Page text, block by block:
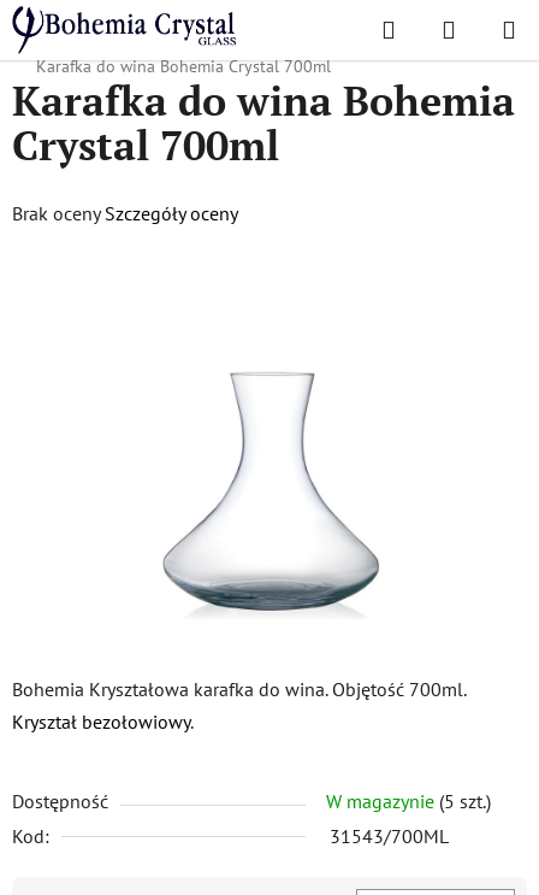
Przejść
do
treści
Szukaj KOSZYK
Home
/ Popularne kolekcje / Oferta świąteczna Prezenty dla niego
/
Karafka do wina Bohemia Crystal 700ml
Bohemia Kryształowa karafka do wina. Objętość 700ml.
Kryształ bezołowiowy.
Dostępność W magazynie (5 szt.)
Kod:
31543/700ML
Karafka do wina Bohemia
Crystal 700ml
Średnia
Brak oceny Szczegóły oceny